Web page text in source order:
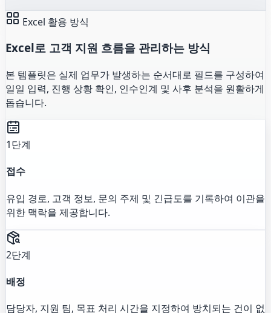
Excel 활용 방식
Excel로 고객 지원 흐름을 관리하는 방식
본 템플릿은 실제 업무가 발생하는 순서대로 필드를 구성하여
일일 입력, 진행 상황 확인, 인수인계 및 사후 분석을 원활하게
돕습니다.
1단계
접수
유입 경로, 고객 정보, 문의 주제 및 긴급도를 기록하여 이관을
위한 맥락을 제공합니다.
2단계
배정
담당자, 지원 팀, 목표 처리 시간을 지정하여 방치되는 건이 없